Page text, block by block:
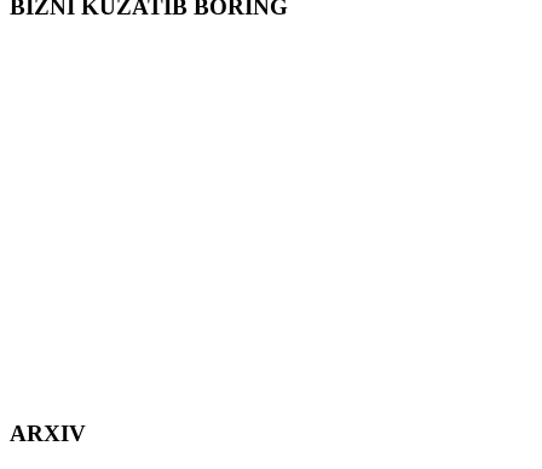
BIZNI KUZATIB BORING
ARXIV